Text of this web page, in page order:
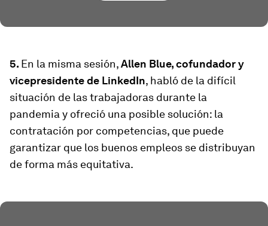
5. En la misma sesión,Allen Blue, cofundador y
vicepresidente de LinkedIn, habló de la difícil
situación de las trabajadoras durante la
pandemia y ofreció una posible solución: la
contratación por competencias, que puede
garantizar que los buenos empleos se distribuyan
de forma más equitativa.